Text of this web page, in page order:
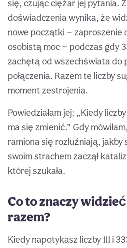
się, czując ciężar jej pytania.
doświadczenia wynika, że
nowe początki — zaproszenie
osobistą moc — podczas gdy
zachętą od wszechświata do
połączenia. Razem te liczby
moment zestrojenia.
Powiedziałam jej: „Kiedy
ma się zmienić.” Gdy
ramiona się rozluźniają, jakby
swoim strachem zaczął
której szukała.
Co to znaczy widzieć
razem?
Kiedy napotykasz liczby 111 i